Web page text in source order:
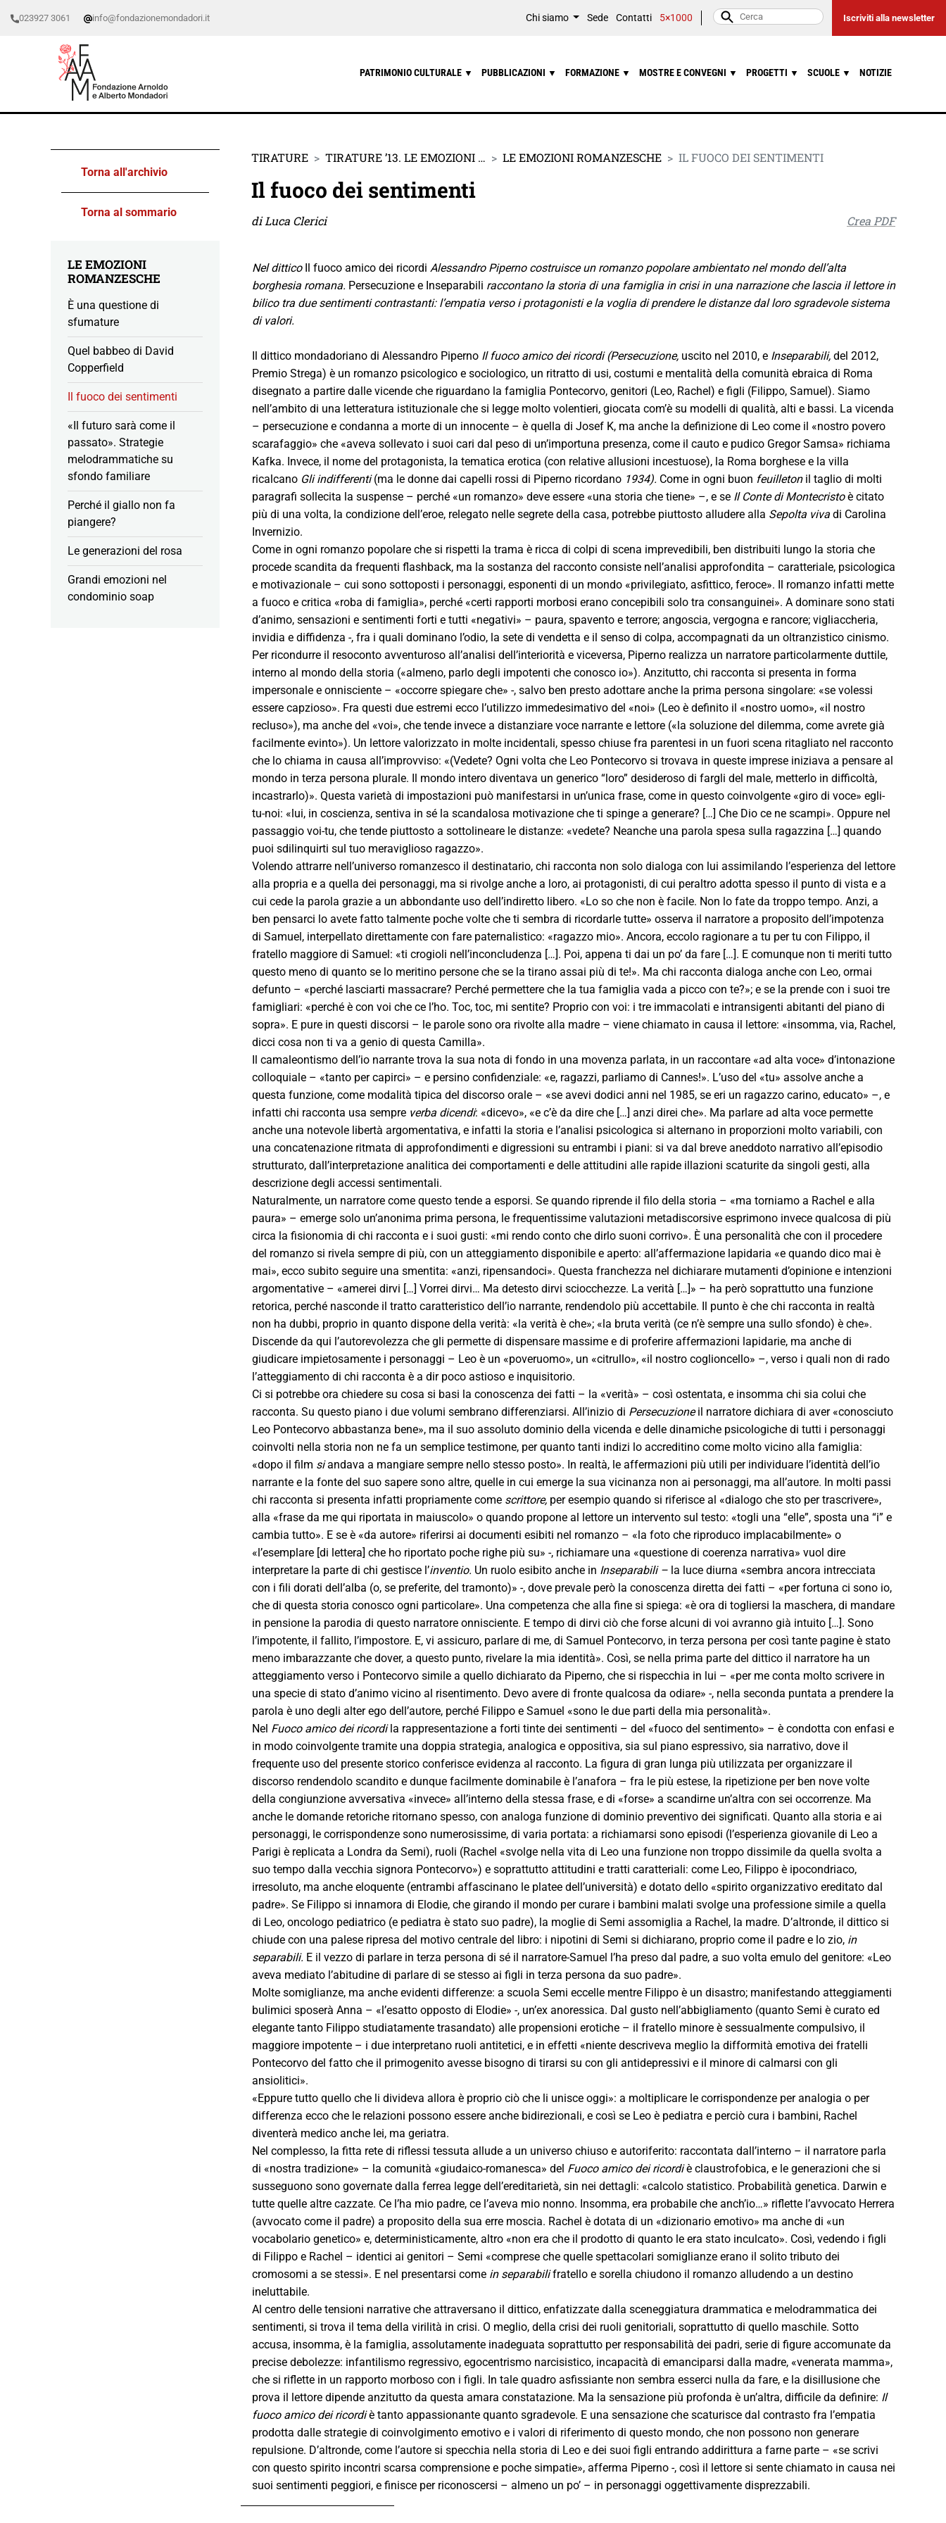
023927 3061 info@fondazionemondadori.it Chi siamo Sede Contatti 5×1000 Iscriviti alla newsletter
PATRIMONIO CULTURALE ▼ PUBBLICAZIONI ▼ FORMAZIONE ▼ MOSTRE E CONVEGNI ▼ PROGETTI ▼ SCUOLE ▼ NOTIZIE
Torna all'archivio
Torna al sommario
LE EMOZIONI
ROMANZESCHE
È una questione di
sfumature
Quel babbeo di David
Copperfield
Il fuoco dei sentimenti
«Il futuro sarà come il
passato». Strategie
melodrammatiche su
sfondo familiare
Perché il giallo non fa
piangere?
Le generazioni del rosa
Grandi emozioni nel
condominio soap
TIRATURE TIRATURE ’13. LE EMOZIONI … LE EMOZIONI ROMANZESCHE IL FUOCO DEI SENTIMENTI
Il fuoco dei sentimenti
di Luca Clerici Crea PDF
Nel ditticoIl fuoco amico dei ricordi Alessandro Piperno costruisce un romanzo popolare ambientato nel mondo dell’alta
borghesia romana. Persecuzione e Inseparabili raccontano la storia di una famiglia in crisi in una narrazione che lascia il lettore in
bilico tra due sentimenti contrastanti: l’empatia verso i protagonisti e la voglia di prendere le distanze dal loro sgradevole sistema
di valori.
Il dittico mondadoriano di Alessandro Piperno Il fuoco amico dei ricordi (Persecuzione, uscito nel 2010, e Inseparabili, del 2012,
Premio Strega) è un romanzo psicologico e sociologico, un ritratto di usi, costumi e mentalità della comunità ebraica di Roma
disegnato a partire dalle vicende che riguardano la famiglia Pontecorvo, genitori (Leo, Rachel) e figli (Filippo, Samuel). Siamo
nell’ambito di una letteratura istituzionale che si legge molto volentieri, giocata com’è su modelli di qualità, alti e bassi. La vicenda
– persecuzione e condanna a morte di un innocente – è quella di Josef K, ma anche la definizione di Leo come il «nostro povero
scarafaggio» che «aveva sollevato i suoi cari dal peso di un’importuna presenza, come il cauto e pudico Gregor Samsa» richiama
Kafka. Invece, il nome del protagonista, la tematica erotica (con relative allusioni incestuose), la Roma borghese e la villa
ricalcano Gli indifferenti(ma le donne dai capelli rossi di Piperno ricordano 1934). Come in ogni buon feuilleton il taglio di molti
paragrafi sollecita la suspense – perché «un romanzo» deve essere «una storia che tiene» –, e se Il Conte di Montecristoè citato
più di una volta, la condizione dell’eroe, relegato nelle segrete della casa, potrebbe piuttosto alludere alla Sepolta viva di Carolina
Invernizio.
Come in ogni romanzo popolare che si rispetti la trama è ricca di colpi di scena imprevedibili, ben distribuiti lungo la storia che
procede scandita da frequenti flashback, ma la sostanza del racconto consiste nell’analisi approfondita – caratteriale, psicologica
e motivazionale – cui sono sottoposti i personaggi, esponenti di un mondo «privilegiato, asfittico, feroce». Il romanzo infatti mette
a fuoco e critica «roba di famiglia», perché «certi rapporti morbosi erano concepibili solo tra consanguinei». A dominare sono stati
d’animo, sensazioni e sentimenti forti e tutti «negativi» – paura, spavento e terrore; angoscia, vergogna e rancore; vigliaccheria,
invidia e diffidenza -, fra i quali dominano l’odio, la sete di vendetta e il senso di colpa, accompagnati da un oltranzistico cinismo.
Per ricondurre il resoconto avventuroso all’analisi dell’interiorità e viceversa, Piperno realizza un narratore particolarmente duttile,
interno al mondo della storia («almeno, parlo degli impotenti che conosco io»). Anzitutto, chi racconta si presenta in forma
impersonale e onnisciente – «occorre spiegare che» -, salvo ben presto adottare anche la prima persona singolare: «se volessi
essere capzioso». Fra questi due estremi ecco l’utilizzo immedesimativo del «noi» (Leo è definito il «nostro uomo», «il nostro
recluso»), ma anche del «voi», che tende invece a distanziare voce narrante e lettore («la soluzione del dilemma, come avrete già
facilmente evinto»). Un lettore valorizzato in molte incidentali, spesso chiuse fra parentesi in un fuori scena ritagliato nel racconto
che lo chiama in causa all’improvviso: «(Vedete? Ogni volta che Leo Pontecorvo si trovava in queste imprese iniziava a pensare al
mondo in terza persona plurale. Il mondo intero diventava un generico “loro” desideroso di fargli del male, metterlo in difficoltà,
incastrarlo)». Questa varietà di impostazioni può manifestarsi in un’unica frase, come in questo coinvolgente «giro di voce» egli-
tu-noi: «lui, in coscienza, sentiva in sé la scandalosa motivazione che ti spinge a generare? […] Che Dio ce ne scampi». Oppure nel
passaggio voi-tu, che tende piuttosto a sottolineare le distanze: «vedete? Neanche una parola spesa sulla ragazzina […] quando
puoi sdilinquirti sul tuo meraviglioso ragazzo».
Volendo attrarre nell’universo romanzesco il destinatario, chi racconta non solo dialoga con lui assimilando l’esperienza del lettore
alla propria e a quella dei personaggi, ma si rivolge anche a loro, ai protagonisti, di cui peraltro adotta spesso il punto di vista e a
cui cede la parola grazie a un abbondante uso dell’indiretto libero. «Lo so che non è facile. Non lo fate da troppo tempo. Anzi, a
ben pensarci lo avete fatto talmente poche volte che ti sembra di ricordarle tutte» osserva il narratore a proposito dell’impotenza
di Samuel, interpellato direttamente con fare paternalistico: «ragazzo mio». Ancora, eccolo ragionare a tu per tu con Filippo, il
fratello maggiore di Samuel: «ti crogioli nell’inconcludenza […]. Poi, appena ti dai un po’ da fare […]. E comunque non ti meriti tutto
questo meno di quanto se lo meritino persone che se la tirano assai più di te!». Ma chi racconta dialoga anche con Leo, ormai
defunto – «perché lasciarti massacrare? Perché permettere che la tua famiglia vada a picco con te?»; e se la prende con i suoi tre
famigliari: «perché è con voi che ce l’ho. Toc, toc, mi sentite? Proprio con voi: i tre immacolati e intransigenti abitanti del piano di
sopra». E pure in questi discorsi – le parole sono ora rivolte alla madre – viene chiamato in causa il lettore: «insomma, via, Rachel,
dicci cosa non ti va a genio di questa Camilla».
Il camaleontismo dell’io narrante trova la sua nota di fondo in una movenza parlata, in un raccontare «ad alta voce» d’intonazione
colloquiale – «tanto per capirci» – e persino confidenziale: «e, ragazzi, parliamo di Cannes!». L’uso del «tu» assolve anche a
questa funzione, come modalità tipica del discorso orale – «se avevi dodici anni nel 1985, se eri un ragazzo carino, educato» –, e
infatti chi racconta usa sempre verba dicendi: «dicevo», «e c’è da dire che […] anzi direi che». Ma parlare ad alta voce permette
anche una notevole libertà argomentativa, e infatti la storia e l’analisi psicologica si alternano in proporzioni molto variabili, con
una concatenazione ritmata di approfondimenti e digressioni su entrambi i piani: si va dal breve aneddoto narrativo all’episodio
strutturato, dall’interpretazione analitica dei comportamenti e delle attitudini alle rapide illazioni scaturite da singoli gesti, alla
descrizione degli accessi sentimentali.
Naturalmente, un narratore come questo tende a esporsi. Se quando riprende il filo della storia – «ma torniamo a Rachel e alla
paura» – emerge solo un’anonima prima persona, le frequentissime valutazioni metadiscorsive esprimono invece qualcosa di più
circa la fisionomia di chi racconta e i suoi gusti: «mi rendo conto che dirlo suoni corrivo». È una personalità che con il procedere
del romanzo si rivela sempre di più, con un atteggiamento disponibile e aperto: all’affermazione lapidaria «e quando dico mai è
mai», ecco subito seguire una smentita: «anzi, ripensandoci». Questa franchezza nel dichiarare mutamenti d’opinione e intenzioni
argomentative – «amerei dirvi […] Vorrei dirvi… Ma detesto dirvi sciocchezze. La verità […]» – ha però soprattutto una funzione
retorica, perché nasconde il tratto caratteristico dell’io narrante, rendendolo più accettabile. Il punto è che chi racconta in realtà
non ha dubbi, proprio in quanto dispone della verità: «la verità è che»; «la bruta verità (ce n’è sempre una sullo sfondo) è che».
Discende da qui l’autorevolezza che gli permette di dispensare massime e di proferire affermazioni lapidarie, ma anche di
giudicare impietosamente i personaggi – Leo è un «poveruomo», un «citrullo», «il nostro coglioncello» –, verso i quali non di rado
l’atteggiamento di chi racconta è a dir poco astioso e inquisitorio.
Ci si potrebbe ora chiedere su cosa si basi la conoscenza dei fatti – la «verità» – così ostentata, e insomma chi sia colui che
racconta. Su questo piano i due volumi sembrano differenziarsi. All’inizio di Persecuzioneil narratore dichiara di aver «conosciuto
Leo Pontecorvo abbastanza bene», ma il suo assoluto dominio della vicenda e delle dinamiche psicologiche di tutti i personaggi
coinvolti nella storia non ne fa un semplice testimone, per quanto tanti indizi lo accreditino come molto vicino alla famiglia:
«dopo il film siandava a mangiare sempre nello stesso posto». In realtà, le affermazioni più utili per individuare l’identità dell’io
narrante e la fonte del suo sapere sono altre, quelle in cui emerge la sua vicinanza non ai personaggi, ma all’autore. In molti passi
chi racconta si presenta infatti propriamente come scrittore, per esempio quando si riferisce al «dialogo che sto per trascrivere»,
alla «frase da me qui riportata in maiuscolo» o quando propone al lettore un intervento sul testo: «togli una “elle”, sposta una “i” e
cambia tutto». E se è «da autore» riferirsi ai documenti esibiti nel romanzo – «la foto che riproduco implacabilmente» o
«l’esemplare [di lettera] che ho riportato poche righe più su» -, richiamare una «questione di coerenza narrativa» vuol dire
interpretare la parte di chi gestisce l’inventio. Un ruolo esibito anche in Inseparabili – la luce diurna «sembra ancora intrecciata
con i fili dorati dell’alba (o, se preferite, del tramonto)» -, dove prevale però la conoscenza diretta dei fatti – «per fortuna ci sono io,
che di questa storia conosco ogni particolare». Una competenza che alla fine si spiega: «è ora di togliersi la maschera, di mandare
in pensione la parodia di questo narratore onnisciente. E tempo di dirvi ciò che forse alcuni di voi avranno già intuito […]. Sono
l’impotente, il fallito, l’impostore. E, vi assicuro, parlare di me, di Samuel Pontecorvo, in terza persona per così tante pagine è stato
meno imbarazzante che dover, a questo punto, rivelare la mia identità». Così, se nella prima parte del dittico il narratore ha un
atteggiamento verso i Pontecorvo simile a quello dichiarato da Piperno, che si rispecchia in lui – «per me conta molto scrivere in
una specie di stato d’animo vicino al risentimento. Devo avere di fronte qualcosa da odiare» -, nella seconda puntata a prendere la
parola è uno degli alter ego dell’autore, perché Filippo e Samuel «sono le due parti della mia personalità».
Nel Fuoco amico dei ricordila rappresentazione a forti tinte dei sentimenti – del «fuoco del sentimento» – è condotta con enfasi e
in modo coinvolgente tramite una doppia strategia, analogica e oppositiva, sia sul piano espressivo, sia narrativo, dove il
frequente uso del presente storico conferisce evidenza al racconto. La figura di gran lunga più utilizzata per organizzare il
discorso rendendolo scandito e dunque facilmente dominabile è l’anafora – fra le più estese, la ripetizione per ben nove volte
della congiunzione avversativa «invece» all’interno della stessa frase, e di «forse» a scandirne un’altra con sei occorrenze. Ma
anche le domande retoriche ritornano spesso, con analoga funzione di dominio preventivo dei significati. Quanto alla storia e ai
personaggi, le corrispondenze sono numerosissime, di varia portata: a richiamarsi sono episodi (l’esperienza giovanile di Leo a
Parigi è replicata a Londra da Semi), ruoli (Rachel «svolge nella vita di Leo una funzione non troppo dissimile da quella svolta a
suo tempo dalla vecchia signora Pontecorvo») e soprattutto attitudini e tratti caratteriali: come Leo, Filippo è ipocondriaco,
irresoluto, ma anche eloquente (entrambi affascinano le platee dell’università) e dotato dello «spirito organizzativo ereditato dal
padre». Se Filippo si innamora di Elodie, che girando il mondo per curare i bambini malati svolge una professione simile a quella
di Leo, oncologo pediatrico (e pediatra è stato suo padre), la moglie di Semi assomiglia a Rachel, la madre. D’altronde, il dittico si
chiude con una palese ripresa del motivo centrale del libro: i nipotini di Semi si dichiarano, proprio come il padre e lo zio, in
separabili. E il vezzo di parlare in terza persona di sé il narratore-Samuel l’ha preso dal padre, a suo volta emulo del genitore: «Leo
aveva mediato l’abitudine di parlare di se stesso ai figli in terza persona da suo padre».
Molte somiglianze, ma anche evidenti differenze: a scuola Semi eccelle mentre Filippo è un disastro; manifestando atteggiamenti
bulimici sposerà Anna – «l’esatto opposto di Elodie» -, un’ex anoressica. Dal gusto nell’abbigliamento (quanto Semi è curato ed
elegante tanto Filippo studiatamente trasandato) alle propensioni erotiche – il fratello minore è sessualmente compulsivo, il
maggiore impotente – i due interpretano ruoli antitetici, e in effetti «niente descriveva meglio la difformità emotiva dei fratelli
Pontecorvo del fatto che il primogenito avesse bisogno di tirarsi su con gli antidepressivi e il minore di calmarsi con gli
ansiolitici».
«Eppure tutto quello che li divideva allora è proprio ciò che li unisce oggi»: a moltiplicare le corrispondenze per analogia o per
differenza ecco che le relazioni possono essere anche bidirezionali, e così se Leo è pediatra e perciò cura i bambini, Rachel
diventerà medico anche lei, ma geriatra.
Nel complesso, la fitta rete di riflessi tessuta allude a un universo chiuso e autoriferito: raccontata dall’interno – il narratore parla
di «nostra tradizione» – la comunità «giudaico-romanesca» del Fuoco amico dei ricordiè claustrofobica, e le generazioni che si
susseguono sono governate dalla ferrea legge dell’ereditarietà, sin nei dettagli: «calcolo statistico. Probabilità genetica. Darwin e
tutte quelle altre cazzate. Ce l’ha mio padre, ce l’aveva mio nonno. Insomma, era probabile che anch’io…» riflette l’avvocato Herrera
(avvocato come il padre) a proposito della sua erre moscia. Rachel è dotata di un «dizionario emotivo» ma anche di «un
vocabolario genetico» e, deterministicamente, altro «non era che il prodotto di quanto le era stato inculcato». Così, vedendo i figli
di Filippo e Rachel – identici ai genitori – Semi «comprese che quelle spettacolari somiglianze erano il solito tributo dei
cromosomi a se stessi». E nel presentarsi come in separabilifratello e sorella chiudono il romanzo alludendo a un destino
ineluttabile.
Al centro delle tensioni narrative che attraversano il dittico, enfatizzate dalla sceneggiatura drammatica e melodrammatica dei
sentimenti, si trova il tema della virilità in crisi. O meglio, della crisi dei ruoli genitoriali, soprattutto di quello maschile. Sotto
accusa, insomma, è la famiglia, assolutamente inadeguata soprattutto per responsabilità dei padri, serie di figure accomunate da
precise debolezze: infantilismo regressivo, egocentrismo narcisistico, incapacità di emanciparsi dalla madre, «venerata mamma»,
che si riflette in un rapporto morboso con i figli. In tale quadro asfissiante non sembra esserci nulla da fare, e la disillusione che
prova il lettore dipende anzitutto da questa amara constatazione. Ma la sensazione più profonda è un’altra, difficile da definire: Il
fuoco amico dei ricordiè tanto appassionante quanto sgradevole. E una sensazione che scaturisce dal contrasto fra l’empatia
prodotta dalle strategie di coinvolgimento emotivo e i valori di riferimento di questo mondo, che non possono non generare
repulsione. D’altronde, come l’autore si specchia nella storia di Leo e dei suoi figli entrando addirittura a farne parte – «se scrivi
con questo spirito incontri scarsa comprensione e poche simpatie», afferma Piperno -, così il lettore si sente chiamato in causa nei
suoi sentimenti peggiori, e finisce per riconoscersi – almeno un po’ – in personaggi oggettivamente disprezzabili.